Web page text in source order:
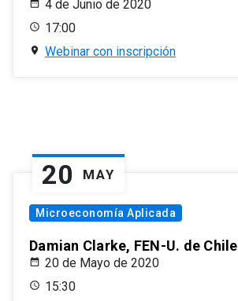
4 de Junio de 2020
17:00
Webinar con inscripción
20 MAY
Microeconomía Aplicada
Damian Clarke, FEN-U. de Chile
20 de Mayo de 2020
15:30